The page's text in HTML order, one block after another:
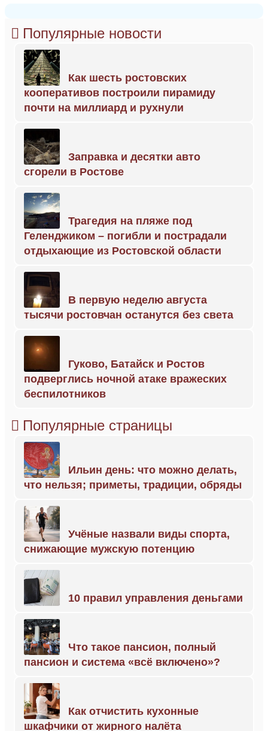
Популярные новости
Как шесть ростовских
кооперативов построили пирамиду
почти на миллиард и рухнули
Заправка и десятки авто
сгорели в Ростове
Трагедия на пляже под
Геленджиком – погибли и пострадали
отдыхающие из Ростовской области
В первую неделю августа
тысячи ростовчан останутся без света
Гуково, Батайск и Ростов
подверглись ночной атаке вражеских
беспилотников
Популярные страницы
Ильин день: что можно делать,
что нельзя; приметы, традиции, обряды
Учёные назвали виды спорта,
снижающие мужскую потенцию
10 правил управления деньгами
Что такое пансион, полный
пансион и система «всё включено»?
Как отчистить кухонные
шкафчики от жирного налёта